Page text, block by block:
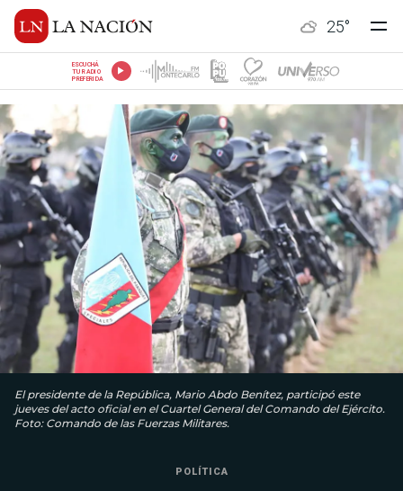
25°
ESCUCHÁ
TU RADIO
PREFERIDA
El presidente de la República, Mario Abdo Benítez, participó este
jueves del acto oficial en el Cuartel General del Comando del Ejército.
Foto: Comando de las Fuerzas Militares.
POLÍTICA